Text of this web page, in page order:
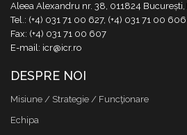
Aleea Alexandru nr. 38, 011824
Tel.: (+4) 031 71 00 627, (+4) 031 71 00 606
Fax: (+4) 031 71 00 607
E-mail: icr@icr.ro
DESPRE NOI
Misiune / Strategie / Funcţionare
Echipa